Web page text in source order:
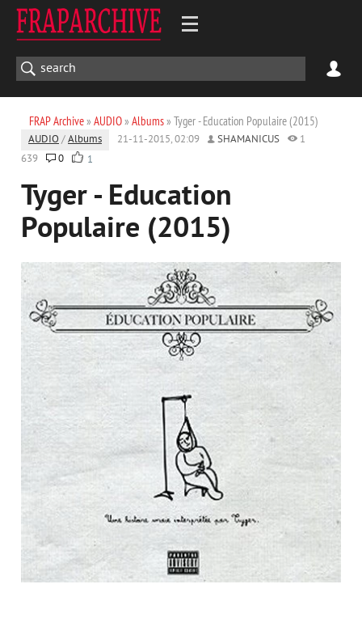
FRAP Archive» AUDIO» Albums» Tyger - Education Populaire (2015)
AUDIO /Albums 21-11-2015, 02:09 SHAMANICUS
1
639
0 1
Tyger - Education
Populaire (2015)